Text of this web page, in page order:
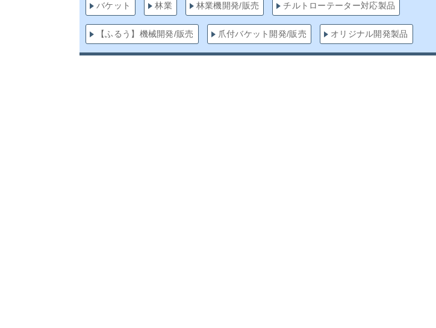
バケット 林業 林業機開発/販売 チルトローテーター対応製品
【ふるう】機械開発/販売 爪付バケット開発/販売 オリジナル開発製品